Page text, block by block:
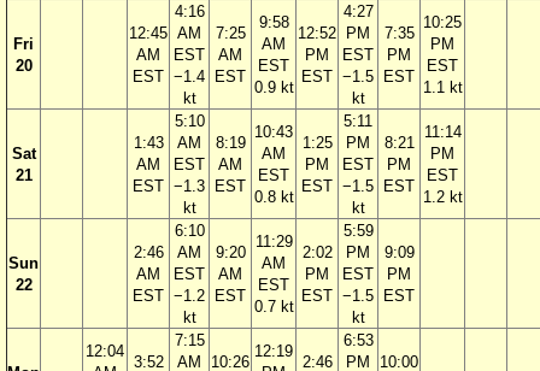
Fri
20
12:45
AM
EST
4:16
AM
EST
−1.4
kt
7:25
AM
EST
9:58
AM
EST
0.9 kt
12:52
PM
EST
4:27
PM
EST
−1.5
kt
7:35
PM
EST
10:25
PM
EST
1.1 kt
Sat
21
1:43
AM
EST
5:10
AM
EST
−1.3
kt
8:19
AM
EST
10:43
AM
EST
0.8 kt
1:25
PM
EST
5:11
PM
EST
−1.5
kt
8:21
PM
EST
11:14
PM
EST
1.2 kt
Sun
22
2:46
AM
EST
6:10
AM
EST
−1.2
kt
9:20
AM
EST
11:29
AM
EST
0.7 kt
2:02
PM
EST
5:59
PM
EST
−1.5
kt
9:09
PM
EST
12:04
3:52
7:15
AM
10:26
12:19
2:46
6:53
PM
10:00